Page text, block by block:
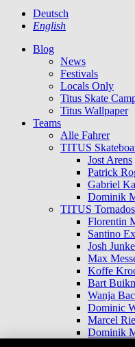
Deutsch
English
Blog
News
Festivals
Locals Only
Titus Skate
Titus Wallpaper
Teams
Alle Fahrer
TITUS
Jost Arens
Patrick
Gabriel
Dominik
TITUS
Florentin
Santino
Josh
Max
Koffe
Bart
Wanja
Dominic
Marcel
Dominik